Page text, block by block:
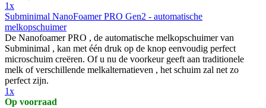
1x
Subminimal NanoFoamer PRO Gen2 - automatische
melkopschuimer
De Nanofoamer PRO , de automatische melkopschuimer van
Subminimal , kan met één druk op de knop eenvoudig perfect
microschuim creëren. Of u nu de voorkeur geeft aan traditionele
melk of verschillende melkalternatieven , het schuim zal net zo
perfect zijn.
1x
Op voorraad